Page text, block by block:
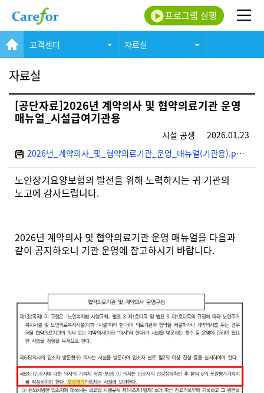
프로그램 실행
고객센터 자료실
자료실
[공단자료]2026년 계약의사 및 협약의료기관 운영
매뉴얼_시설급여기관용
시설 공생
2026.01.23
2026년_계약의사_및_협약의료기관_운영_매뉴얼(기관용).pdf
노인장기요양보험의 발전을 위해 노력하시는 귀 기관의
노고에 감사드립니다.
2026년 계약의사 및 협약의료기관 운영 매뉴얼을 다음과
같이 공지하오니 기관 운영에 참고하시기 바랍니다.